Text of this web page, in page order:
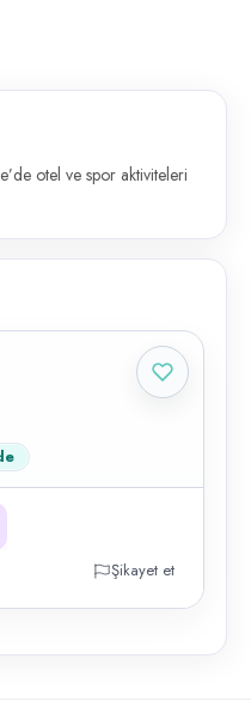
otel ve spor aktiviteleri
Şikayet et